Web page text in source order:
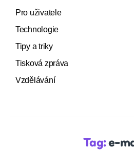
Pro uživatele
Technologie
Tipy a triky
Tisková zpráva
Vzdělávání
Tag: e-